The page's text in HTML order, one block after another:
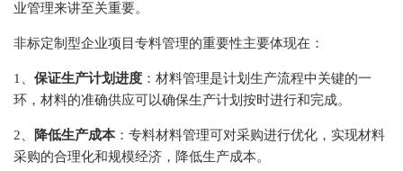
业管理来讲至关重要。
非标定制型企业项目专料管理的重要性主要体现在：
1、 保证生产计划进度 ：材料管理是计划生产流程中关键的一
环，材料的准确供应可以确保生产计划按时进行和完成。
2、 降低生产成本：专料材料管理可对采购进行优化，实现材料
采购的合理化和规模经济，降低生产成本。